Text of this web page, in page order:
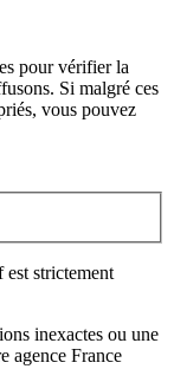
pour vérifier la
Si malgré ces
vous pouvez
est strictement
inexactes ou une
agence France